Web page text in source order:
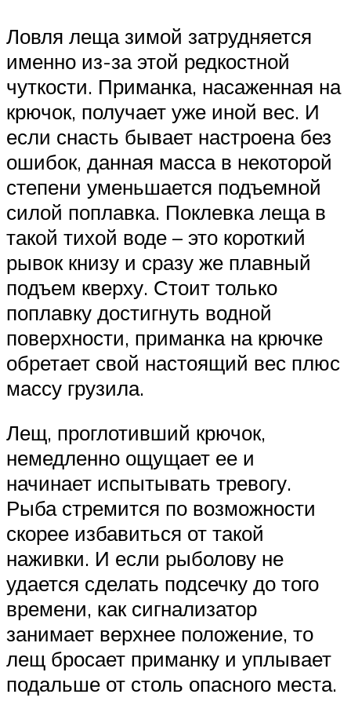
Ловля леща зимой затрудняется
именно из-за этой редкостной
чуткости. Приманка, насаженная на
крючок, получает уже иной вес. И
если снасть бывает настроена без
ошибок, данная масса в некоторой
степени уменьшается подъемной
силой поплавка. Поклевка леща в
такой тихой воде – это короткий
рывок книзу и сразу же плавный
подъем кверху. Стоит только
поплавку достигнуть водной
поверхности, приманка на крючке
обретает свой настоящий вес плюс
массу грузила.
Лещ, проглотивший крючок,
немедленно ощущает ее и
начинает испытывать тревогу.
Рыба стремится по возможности
скорее избавиться от такой
наживки. И если рыболову не
удается сделать подсечку до того
времени, как сигнализатор
занимает верхнее положение, то
лещ бросает приманку и уплывает
подальше от столь опасного места.